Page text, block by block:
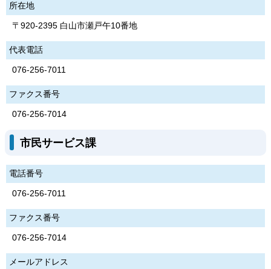
所在地
〒920-2395 白山市瀬戸午10番地
代表電話
076-256-7011
ファクス番号
076-256-7014
市民サービス課
電話番号
076-256-7011
ファクス番号
076-256-7014
メールアドレス